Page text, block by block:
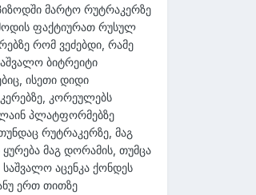
მარტო რუტრაკერზე
ფაქტიურათ რუსულ
რომ ვეძებდი, რამე
ბიტრეიტი
ისეთი დიდი
კორეულებს
პლატფორმებზე
რუტრაკერზე, მაგ
მაგ დორამის, თუმცა
აცენკა ქონდეს
ერთ თითზე